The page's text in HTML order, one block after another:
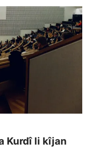
Kurdî li kîjan